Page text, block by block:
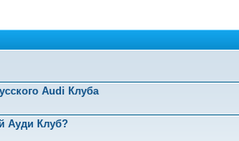
Audi Клуба
Ауди Клуб?